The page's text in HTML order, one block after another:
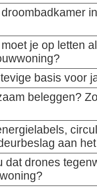
je op letten
basis voor
beleggen?
aan
dat drones